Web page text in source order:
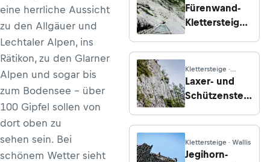
eine herrliche Aussicht
zu den Allgäuer und
Lechtaler Alpen, ins
Rätikon, zu den Glarner
Alpen und sogar bis
zum Bodensee – über
100 Gipfel sollen von
dort oben zu
sehen sein. Bei
schönem Wetter sieht
Obwalden
Fürenwand-
Klettersteig
Klettersteige ·
Bayern
Laxer- und
Schützensteig
Klettersteige · Wallis
Jegihorn-